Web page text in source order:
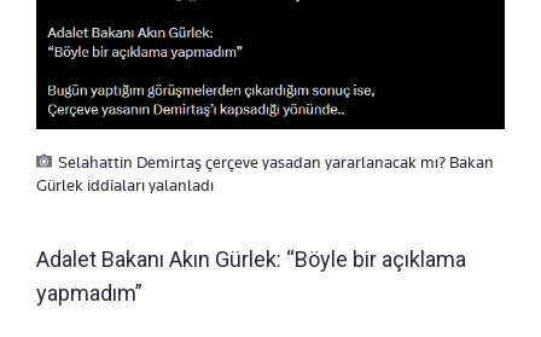
Selahattin Demirtaş çerçeve yasadan yararlanacak mı? Bakan
Gürlek iddiaları yalanladı
Adalet Bakanı Akın Gürlek: “Böyle bir açıklama
yapmadım”